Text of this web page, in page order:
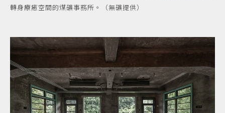
轉身療癒空間的煤礦事務所。（無礦提供）